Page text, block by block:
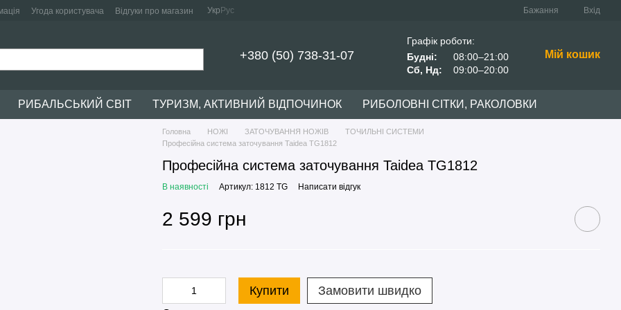
Угода користувача Відгуки про магазин Укр Рус Бажання Вхід
+380 (50) 738-31-07
Графік роботи:
Будні:
08:00–21:00
Сб, Нд:
09:00–20:00
Мій кошик
РИБАЛЬСЬКИЙ СВІТ ТУРИЗМ, АКТИВНИЙ ВІДПОЧИНОК РИБОЛОВНІ СІТКИ, РАКОЛОВКИ
Головна НОЖІ ЗАТОЧУВАННЯ НОЖІВ
ТОЧИЛЬНІ СИСТЕМИ
Професійна система заточування Taidea TG1812
Професійна система заточування Taidea TG1812
В наявності Артикул: 1812 TG Написати відгук
2 599 грн
Купити Замовити швидко